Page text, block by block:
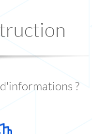
?